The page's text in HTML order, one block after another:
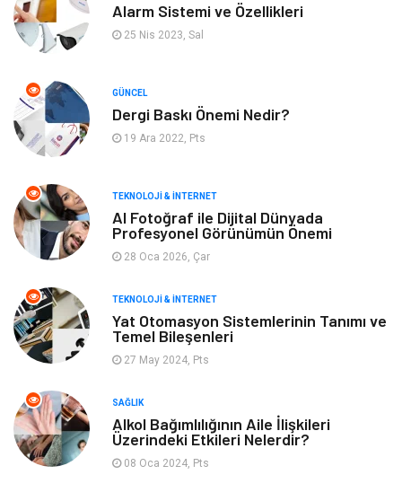
Mobilya
Turizm
Plaka Tanıma Sistemleri Hediyelik Eşya
Tarım & Hayvancılık Moda
Alarm Sistemi ve Özellikleri
25 Nis 2023, Sal
GÜNCEL
Dergi Baskı Önemi Nedir?
19 Ara 2022, Pts
TEKNOLOJI & İNTERNET
AI Fotoğraf ile Dijital Dünyada
Profesyonel Görünümün Önemi
28 Oca 2026, Çar
TEKNOLOJI & İNTERNET
Yat Otomasyon Sistemlerinin Tanımı ve
Temel Bileşenleri
27 May 2024, Pts
SAĞLIK
Alkol Bağımlılığının Aile İlişkileri
Üzerindeki Etkileri Nelerdir?
08 Oca 2024, Pts